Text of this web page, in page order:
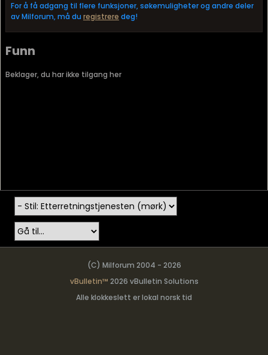
For å få adgang til flere funksjoner, søkemuligheter og andre deler
av Milforum, må du registrere deg!
Funn
Beklager, du har ikke tilgang her
(C) Milforum 2004 - 2026
vBulletin™ 2026 vBulletin Solutions
Alle klokkeslett er lokal norsk tid